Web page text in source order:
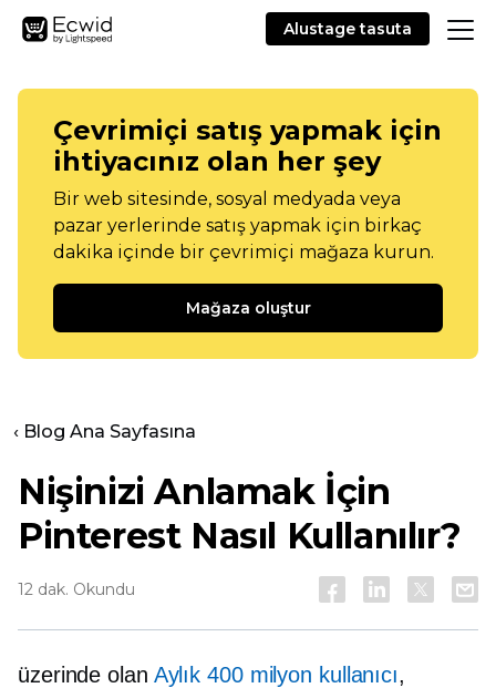
Alustage tasuta
Çevrimiçi satış yapmak için
ihtiyacınız olan her şey
Bir web sitesinde, sosyal medyada veya
pazar yerlerinde satış yapmak için birkaç
dakika içinde bir çevrimiçi mağaza kurun.
Mağaza oluştur
‹ Blog Ana Sayfasına
Nişinizi Anlamak İçin
Pinterest Nasıl Kullanılır?
12 dak. Okundu
üzerinde olan Aylık 400 milyon kullanıcı,